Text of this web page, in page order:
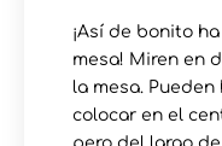
¡Así de bonito
mesa! Miren en
la mesa.
colocar en el